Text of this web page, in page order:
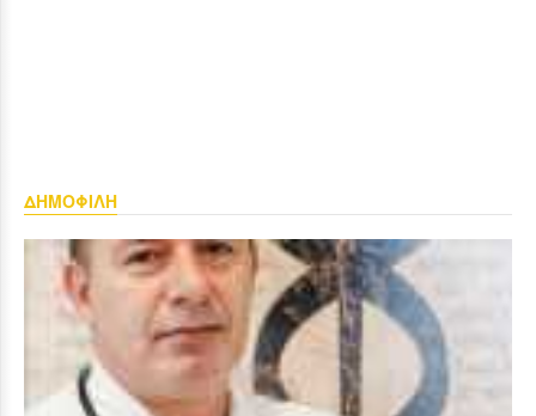
ΔΗΜΟΦΙΛΗ